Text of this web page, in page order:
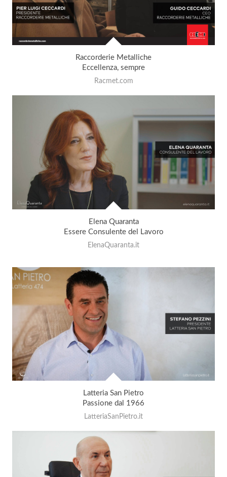
Raccorderie Metalliche
Eccellenza, sempre
Racmet.com
Elena Quaranta
Essere Consulente del Lavoro
ElenaQuaranta.it
Latteria San Pietro
Passione dal 1966
LatteriaSanPietro.it